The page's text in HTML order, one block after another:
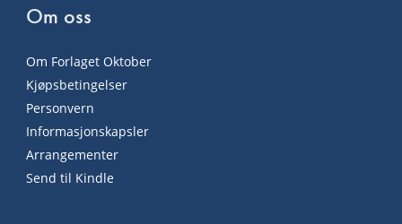
Om oss
Om Forlaget Oktober
Kjøpsbetingelser
Personvern
Informasjonskapsler
Arrangementer
Send til Kindle